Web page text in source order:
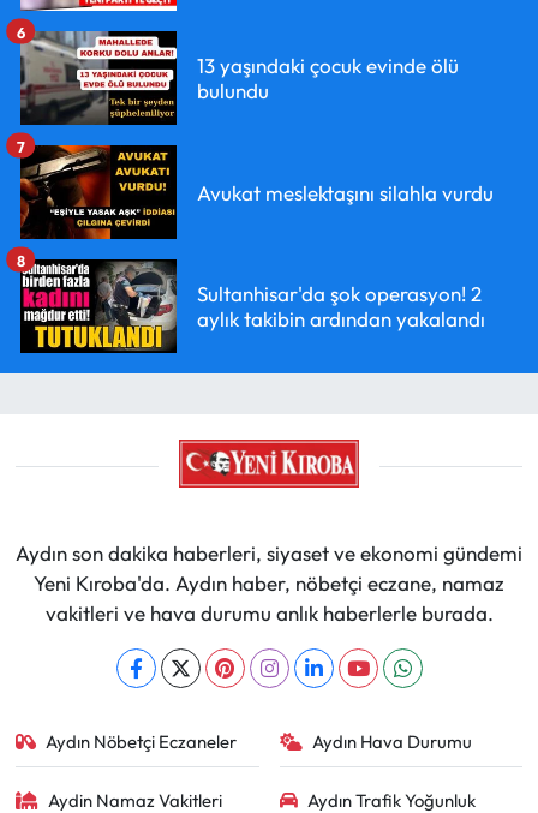
13 yaşındaki çocuk evinde ölü
bulundu
6
Avukat meslektaşını silahla vurdu
7
Sultanhisar'da şok operasyon! 2
aylık takibin ardından yakalandı
8
Aydın son dakika haberleri, siyaset ve ekonomi gündemi
Yeni Kıroba'da. Aydın haber, nöbetçi eczane, namaz
vakitleri ve hava durumu anlık haberlerle burada.
Aydın Nöbetçi Eczaneler Aydın Hava Durumu
Aydin Namaz Vakitleri
Aydın Trafik Yoğunluk